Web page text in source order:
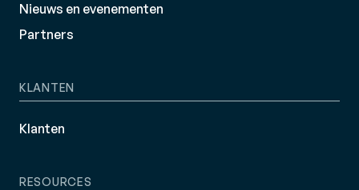
Nieuws en evenementen
Partners
KLANTEN
Klanten
RESOURCES